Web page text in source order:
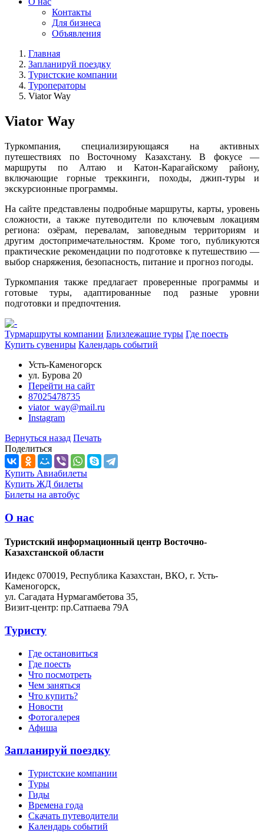
Контакты
Для бизнеса
Объявления
Главная
Запланируй поездку
Туристские компании
Туроператоры
Viator Way
Viator Way
Туркомпания, специализирующаяся на активных
путешествиях по Восточному Казахстану. В фокусе —
маршруты по Алтаю и Катон-Карагайскому району,
включающие горные треккинги, походы, джип-туры и
экскурсионные программы.
На сайте представлены подробные маршруты, карты, уровень
сложности, а также путеводители по ключевым локациям
региона: озёрам, перевалам, заповедным территориям и
другим достопримечательностям. Кроме того, публикуются
практические рекомендации по подготовке к путешествию —
выбор снаряжения, безопасность, питание и прогноз погоды.
Туркомпания также предлагает проверенные программы и
готовые туры, адаптированные под разные уровни
подготовки и предпочтения.
Турмаршруты компании Близлежащие туры Где поесть
Купить сувениры Календарь событий
Усть-Каменогорск
ул. Бурова 20
Перейти на сайт
87025478735
viator_way@mail.ru
Instagram
Вернуться назад Печать
Поделиться
Купить Авиабилеты
Купить ЖД билеты
Билеты на автобус
О нас
Туристский информационный центр Восточно-
Казахстанской области
Индекс 070019, Республика Казахстан, ВКО, г. Усть-
Каменогорск,
ул. Сагадата Нурмагамбетова 35,
Визит-центр: пр.Сатпаева 79А
Туристу
Где остановиться
Где поесть
Что посмотреть
Чем заняться
Что купить?
Новости
Фотогалерея
Афиша
Запланируй поездку
Туристские компании
Туры
Гиды
Времена года
Скачать путеводители
Календарь событий